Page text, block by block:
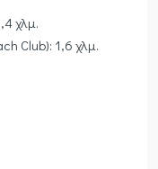
χλμ.
Club): 1,6 χλμ.